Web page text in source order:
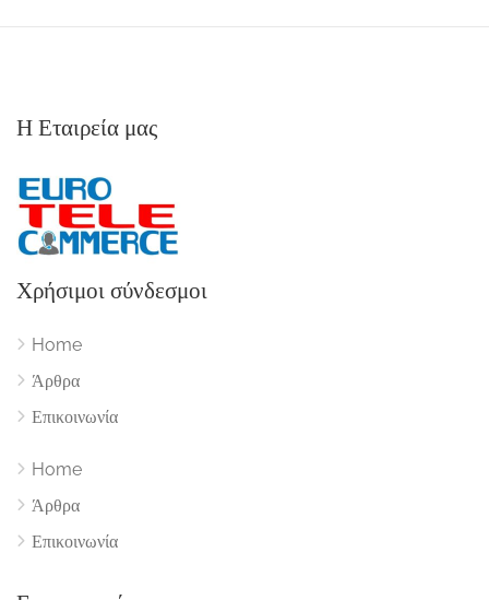
Η Εταιρεία μας
Χρήσιμοι σύνδεσμοι
Home
Άρθρα
Επικοινωνία
Home
Άρθρα
Επικοινωνία